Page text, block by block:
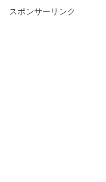
スポンサーリンク